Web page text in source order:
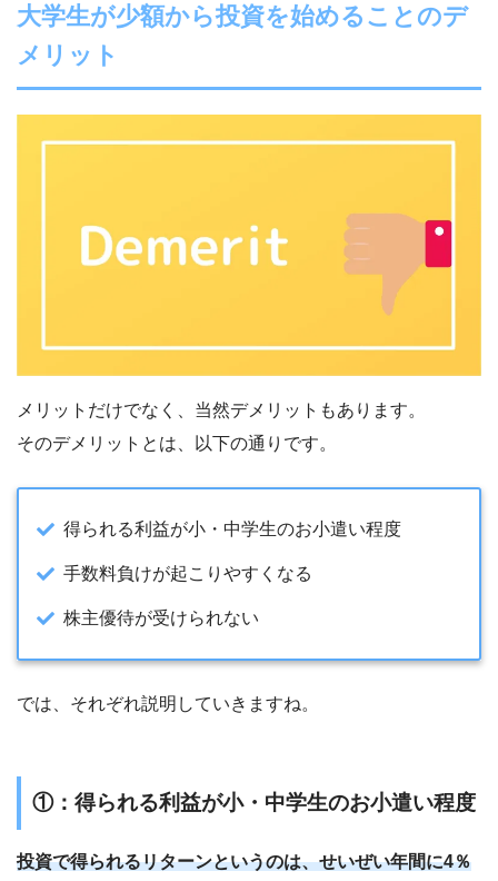
大学生が少額から投資を始めることのデ
メリット
メリットだけでなく、当然デメリットもあります。
そのデメリットとは、以下の通りです。
得られる利益が小・中学生のお小遣い程度
手数料負けが起こりやすくなる
株主優待が受けられない
では、それぞれ説明していきますね。
①：得られる利益が小・中学生のお小遣い程度
投資で得られるリターンというのは、せいぜい年間に4％